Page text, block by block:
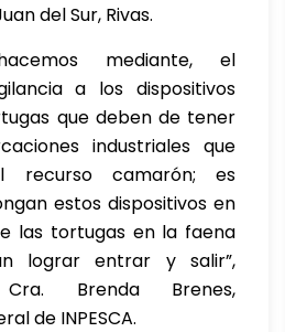
del Sur, Rivas.
mediante, el
a los dispositivos
que deben de tener
industriales que
recurso camarón; es
estos dispositivos en
las tortugas en la faena
lograr entrar y salir”,
Brenda Brenes,
de INPESCA.